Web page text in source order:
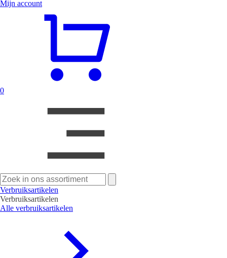
Mijn account
0
Zoeken
naar:
Verbruiksartikelen
Verbruiksartikelen
Alle verbruiksartikelen